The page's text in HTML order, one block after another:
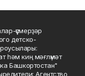
үҫмерҙәр
детско-
һәм киң мәғлүмәт
Башкортостан"
Агентство